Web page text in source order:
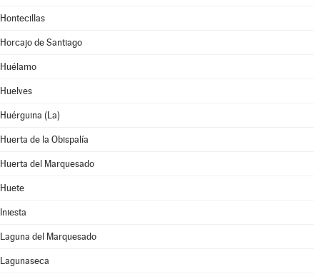
Hontecillas
Horcajo de Santiago
Huélamo
Huelves
Huérguina (La)
Huerta de la Obispalía
Huerta del Marquesado
Huete
Iniesta
Laguna del Marquesado
Lagunaseca